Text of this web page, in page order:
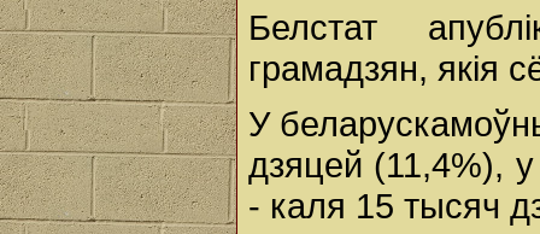
Белстат
грамадзян, якія
У
дзяцей (11,4%),
- каля 15 тысяч